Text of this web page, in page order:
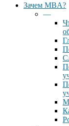
Close
Зачем MBA?
—